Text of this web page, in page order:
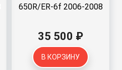
650R/ER-6f 2006-2008
35 500 ₽
В КОРЗИНУ